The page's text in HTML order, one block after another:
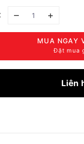
– +
MUA NGAY
Đặt mua
Liên